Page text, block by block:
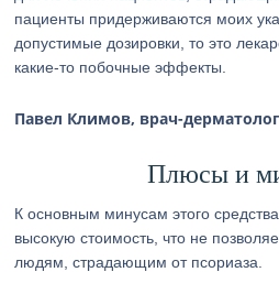
пациенты придерживаются моих
допустимые дозировки, то это
какие-то побочные эффекты.
Павел Климов, врач-дерматолог
Плюсы и
К основным минусам этого
высокую стоимость, что не
людям, страдающим от псориаза.